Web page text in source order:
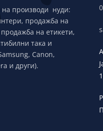
на производи нуди:
продажба на
на етикети,
така и
Canon,
и други).